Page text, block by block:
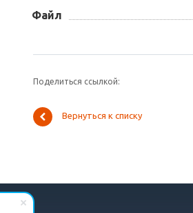
Файл
Поделиться ссылкой:
Вернуться к списку